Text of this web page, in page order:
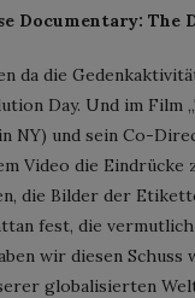
Documentary: The
da die
Day. Und im Film
NY) und sein Co-
Video die
die Bilder der
fest, die
wir diesen
globalisierten